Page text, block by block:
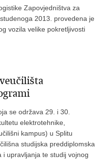
Zapovjedništva za
2013. provedena je
vozila velike pokretljivosti
se održava 29. i 30.
elektrotehnike,
kampus) u Splitu
studijska preddiplomska
upravljanja te studij vojnog